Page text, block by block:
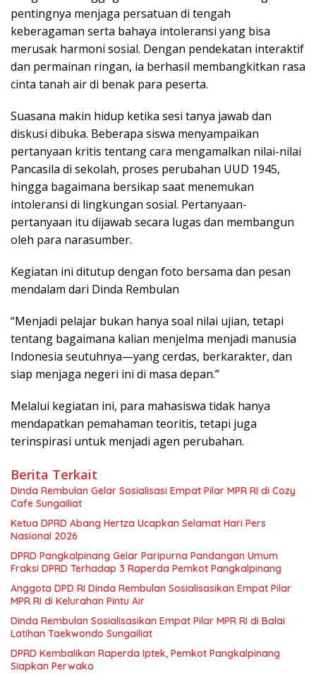
pentingnya menjaga persatuan di tengah
keberagaman serta bahaya intoleransi yang bisa
merusak harmoni sosial. Dengan pendekatan interaktif
dan permainan ringan, ia berhasil membangkitkan rasa
cinta tanah air di benak para peserta.
Suasana makin hidup ketika sesi tanya jawab dan
diskusi dibuka. Beberapa siswa menyampaikan
pertanyaan kritis tentang cara mengamalkan nilai-nilai
Pancasila di sekolah, proses perubahan UUD 1945,
hingga bagaimana bersikap saat menemukan
intoleransi di lingkungan sosial. Pertanyaan-
pertanyaan itu dijawab secara lugas dan membangun
oleh para narasumber.
Kegiatan ini ditutup dengan foto bersama dan pesan
mendalam dari Dinda Rembulan
“Menjadi pelajar bukan hanya soal nilai ujian, tetapi
tentang bagaimana kalian menjelma menjadi manusia
Indonesia seutuhnya—yang cerdas, berkarakter, dan
siap menjaga negeri ini di masa depan.”
Melalui kegiatan ini, para mahasiswa tidak hanya
mendapatkan pemahaman teoritis, tetapi juga
terinspirasi untuk menjadi agen perubahan.
Berita Terkait
Dinda Rembulan Gelar Sosialisasi Empat Pilar MPR RI di Cozy
Cafe Sungailiat
Ketua DPRD Abang Hertza Ucapkan Selamat Hari Pers
Nasional 2026
DPRD Pangkalpinang Gelar Paripurna Pandangan Umum
Fraksi DPRD Terhadap 3 Raperda Pemkot Pangkalpinang
Anggota DPD RI Dinda Rembulan Sosialisasikan Empat Pilar
MPR RI di Kelurahan Pintu Air
Dinda Rembulan Sosialisasikan Empat Pilar MPR RI di Balai
Latihan Taekwondo Sungailiat
DPRD Kembalikan Raperda Iptek, Pemkot Pangkalpinang
Siapkan Perwako